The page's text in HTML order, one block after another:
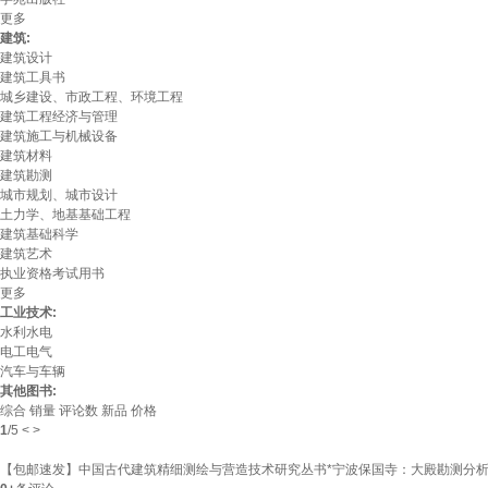
更多
建筑:
建筑设计
建筑工具书
城乡建设、市政工程、环境工程
建筑工程经济与管理
建筑施工与机械设备
建筑材料
建筑勘测
城市规划、城市设计
土力学、地基基础工程
建筑基础科学
建筑艺术
执业资格考试用书
更多
工业技术:
水利水电
电工电气
汽车与车辆
其他图书:
综合 销量 评论数 新品 价格
1/5 < >
【包邮速发】中国古代建筑精细测绘与营造技术研究丛书*宁波保国寺：大殿勘测分